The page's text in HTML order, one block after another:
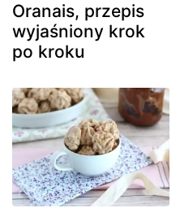
Oranais, przepis
wyjaśniony krok
po kroku